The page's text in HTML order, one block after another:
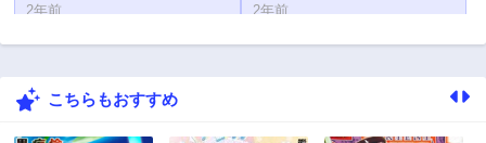
2年前 2年前
第11.2話 第10話
第9話こちらもおすすめ